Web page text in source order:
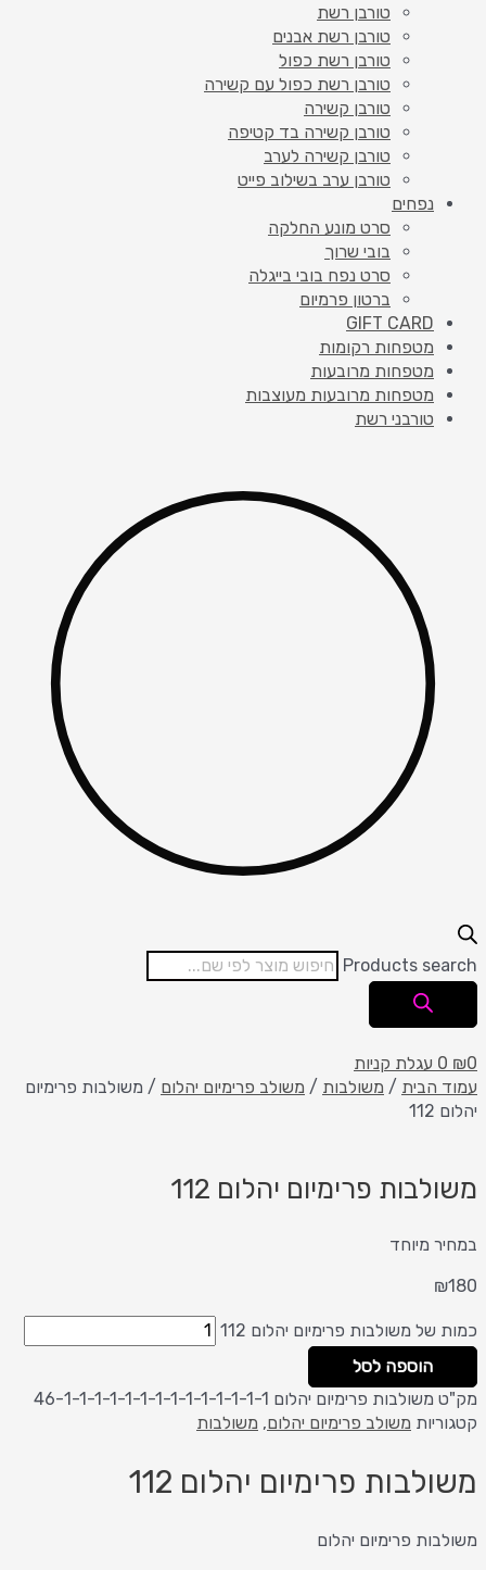
טורבן רשת
טורבן רשת אבנים
טורבן רשת כפול
טורבן רשת כפול עם קשירה
טורבן קשירה
טורבן קשירה בד קטיפה
טורבן קשירה לערב
טורבן ערב בשילוב פייט
נפחים
סרט מונע החלקה
בובי שרוך
סרט נפח בובי בייגלה
ברטון פרמיום
GIFT CARD
מטפחות רקומות
מטפחות מרובעות
מטפחות מרובעות מעוצבות
טורבני רשת
Products search
₪0
0 עגלת קניות
עמוד הבית / משולבות / משולב פרימיום יהלום / משולבות פרימיום
יהלום 112
משולבות פרימיום יהלום 112
במחיר מיוחד
₪180
כמות של משולבות פרימיום יהלום 112
הוספה לסל
מק"ט משולבות פרימיום יהלום 46-1-1-1-1-1-1-1-1-1-1-1-1-1-1
קטגוריות משולב פרימיום יהלום, משולבות
משולבות פרימיום יהלום 112
משולבות פרימיום יהלום